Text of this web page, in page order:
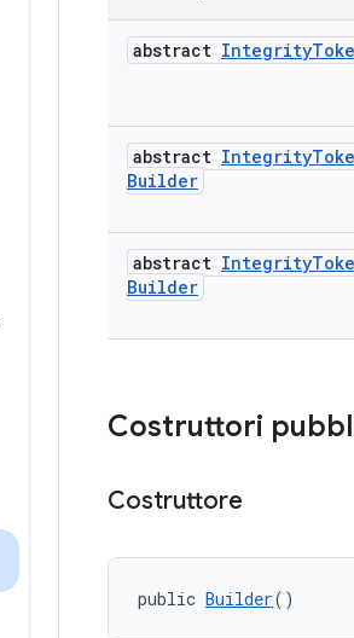
abstract Integrity
abstract Integrity
Builder
abstract Integrity
Builder
Costruttori
Costruttore
public Builder()